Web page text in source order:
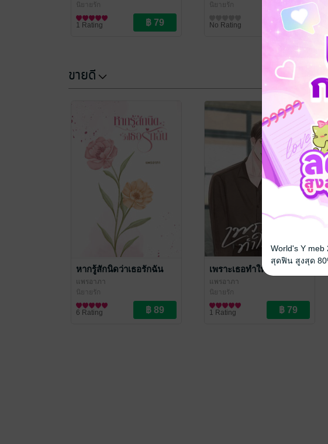
นิยายรัก
1 Rating
นิยายรัก
No Rating
ขายดี
หากรู้สักนิดว่าเธอรักฉัน
แพรอาภา
นิยายรัก
6 Rating
เพราะเธอทำให้เจอรัก
แพรอาภา
นิยายรัก
1 Rating
World's Y
สุดฟิน สูงสุด